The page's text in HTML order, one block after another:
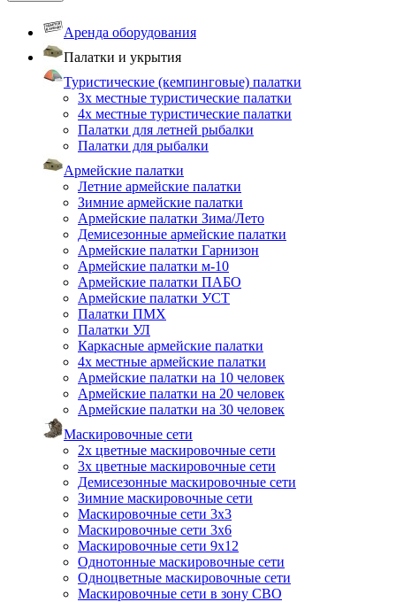
Аренда оборудования
Палатки и укрытия
Туристические (кемпинговые) палатки
3х местные туристические палатки
4х местные туристические палатки
Палатки для летней рыбалки
Палатки для рыбалки
Армейские палатки
Летние армейские палатки
Зимние армейские палатки
Армейские палатки Зима/Лето
Демисезонные армейские палатки
Армейские палатки Гарнизон
Армейские палатки м-10
Армейские палатки ПАБО
Армейские палатки УСТ
Палатки ПМХ
Палатки УЛ
Каркасные армейские палатки
4х местные армейские палатки
Армейские палатки на 10 человек
Армейские палатки на 20 человек
Армейские палатки на 30 человек
Маскировочные сети
2х цветные маскировочные сети
3х цветные маскировочные сети
Демисезонные маскировочные сети
Зимние маскировочные сети
Маскировочные сети 3х3
Маскировочные сети 3х6
Маскировочные сети 9х12
Однотонные маскировочные сети
Одноцветные маскировочные сети
Маскировочные сети в зону СВО